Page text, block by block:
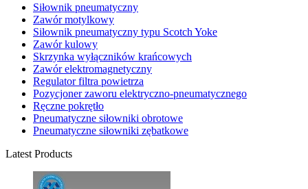
Siłownik pneumatyczny
Zawór motylkowy
Siłownik pneumatyczny typu Scotch Yoke
Zawór kulowy
Skrzynka wyłączników krańcowych
Zawór elektromagnetyczny
Regulator filtra powietrza
Pozycjoner zaworu elektryczno-pneumatycznego
Ręczne pokrętło
Pneumatyczne siłowniki obrotowe
Pneumatyczne siłowniki zębatkowe
Latest Products